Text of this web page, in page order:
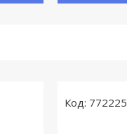
772225